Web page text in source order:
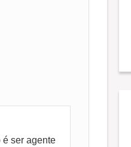
ser agente